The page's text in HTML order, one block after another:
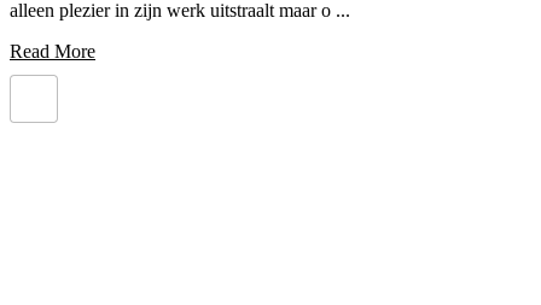
alleen plezier in zijn werk uitstraalt maar o ...
Read More